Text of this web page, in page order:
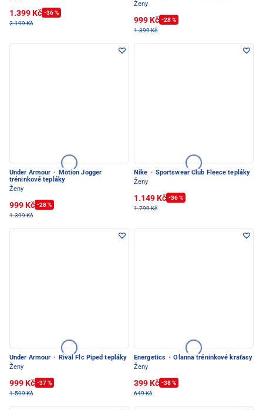
1.399 Kč -36 %
2.199 Kč
Ženy
999 Kč -28 %
1.399 Kč
Under Armour ·
Motion Jogger
tréninkové tepláky
Ženy
999 Kč -28 %
1.399 Kč
Nike · Sportswear Club Fleece tepláky
Ženy
1.149 Kč -36 %
1.799 Kč
Under Armour ·
Rival Flc Piped tepláky
Ženy
999 Kč -37 %
1.599 Kč
Energetics · Olanna tréninkové kraťasy
Ženy
399 Kč -38 %
649 Kč